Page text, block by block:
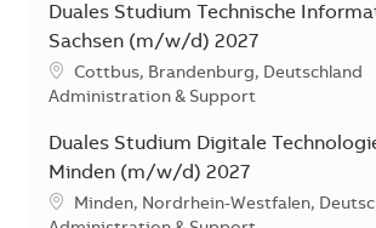
Duales Studium Technische
Sachsen (m/w/d) 2027
Standort
Cottbus, Brandenburg, Deutschland
Kategorie
Administration & Support
Duales Studium Digitale
Minden (m/w/d) 2027
Standort
Minden, Nordrhein-Westfalen,